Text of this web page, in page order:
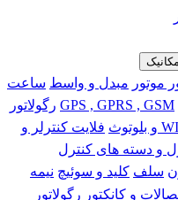
مکانیک
موتور مبدل و واسط ساعت
GPS , GPRS , GSM رگولاتور
فلایت کنترلر و
و دسته های کنترل
سلف کلید و سوئیچ نیمه
و کانکتور رگولاتور